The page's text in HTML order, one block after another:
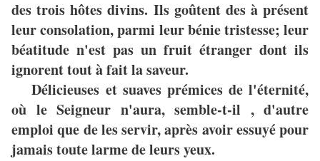
des trois hôtes divins. Ils goûtent des à présent
leur consolation, parmi leur bénie tristesse; leur
béatitude n'est pas un fruit étranger dont ils
ignorent tout à fait la saveur.
Délicieuses et suaves prémices de l'éternité,
où le Seigneur n'aura, semble-t-il , d'autre
emploi que de les servir, après avoir essuyé pour
jamais toute larme de leurs yeux.